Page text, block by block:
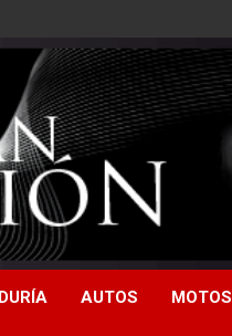
AUTOS MOTOS